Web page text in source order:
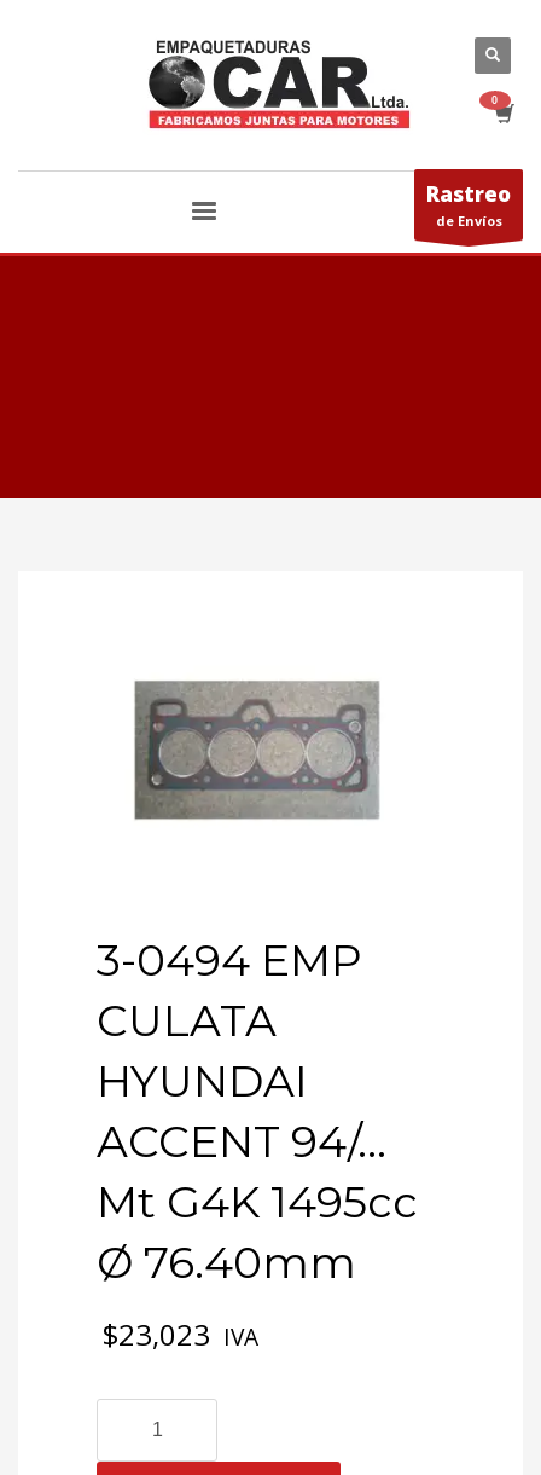
Rastreo
de Envíos
3-0494 EMP
CULATA
HYUNDAI
ACCENT 94/…
Mt G4K 1495cc
Ø 76.40mm
$23,023 IVA
EMP